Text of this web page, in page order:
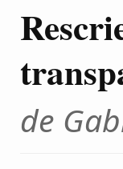
de